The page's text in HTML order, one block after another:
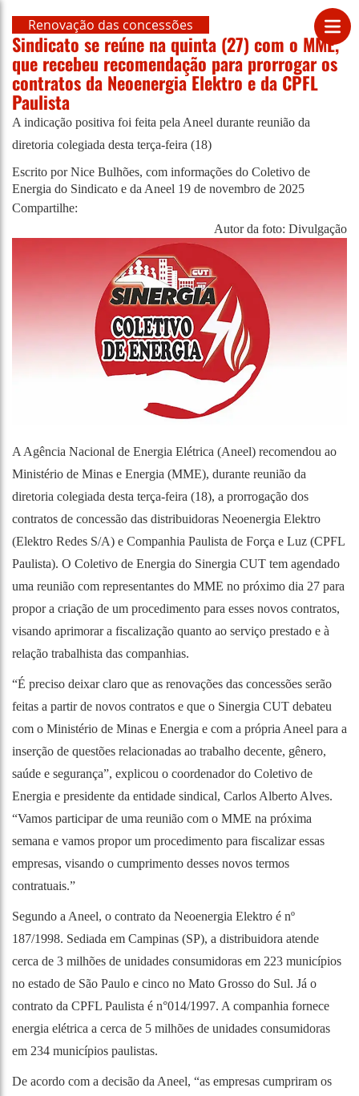
Renovação das concessões
Sindicato se reúne na quinta (27) com o MME,
que recebeu recomendação para prorrogar os
contratos da Neoenergia Elektro e da CPFL
Paulista
A indicação positiva foi feita pela Aneel durante reunião da
diretoria colegiada desta terça-feira (18)
Escrito por Nice Bulhões, com informações do Coletivo de
Energia do Sindicato e da Aneel 19 de novembro de 2025
Compartilhe:
Autor da foto: Divulgação
A Agência Nacional de Energia Elétrica (Aneel) recomendou ao
Ministério de Minas e Energia (MME), durante reunião da
diretoria colegiada desta terça-feira (18), a prorrogação dos
contratos de concessão das distribuidoras Neoenergia Elektro
(Elektro Redes S/A) e Companhia Paulista de Força e Luz (CPFL
Paulista). O Coletivo de Energia do Sinergia CUT tem agendado
uma reunião com representantes do MME no próximo dia 27 para
propor a criação de um procedimento para esses novos contratos,
visando aprimorar a fiscalização quanto ao serviço prestado e à
relação trabalhista das companhias.
“É preciso deixar claro que as renovações das concessões serão
feitas a partir de novos contratos e que o Sinergia CUT debateu
com o Ministério de Minas e Energia e com a própria Aneel para a
inserção de questões relacionadas ao trabalho decente, gênero,
saúde e segurança”, explicou o coordenador do Coletivo de
Energia e presidente da entidade sindical, Carlos Alberto Alves.
“Vamos participar de uma reunião com o MME na próxima
semana e vamos propor um procedimento para fiscalizar essas
empresas, visando o cumprimento desses novos termos
contratuais.”
Segundo a Aneel, o contrato da Neoenergia Elektro é nº
187/1998. Sediada em Campinas (SP), a distribuidora atende
cerca de 3 milhões de unidades consumidoras em 223 municípios
no estado de São Paulo e cinco no Mato Grosso do Sul. Já o
contrato da CPFL Paulista é n°014/1997. A companhia fornece
energia elétrica a cerca de 5 milhões de unidades consumidoras
em 234 municípios paulistas.
De acordo com a decisão da Aneel, “as empresas cumpriram os